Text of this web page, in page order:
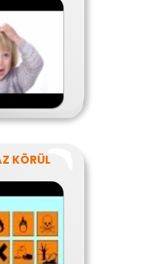
KÖRÜL